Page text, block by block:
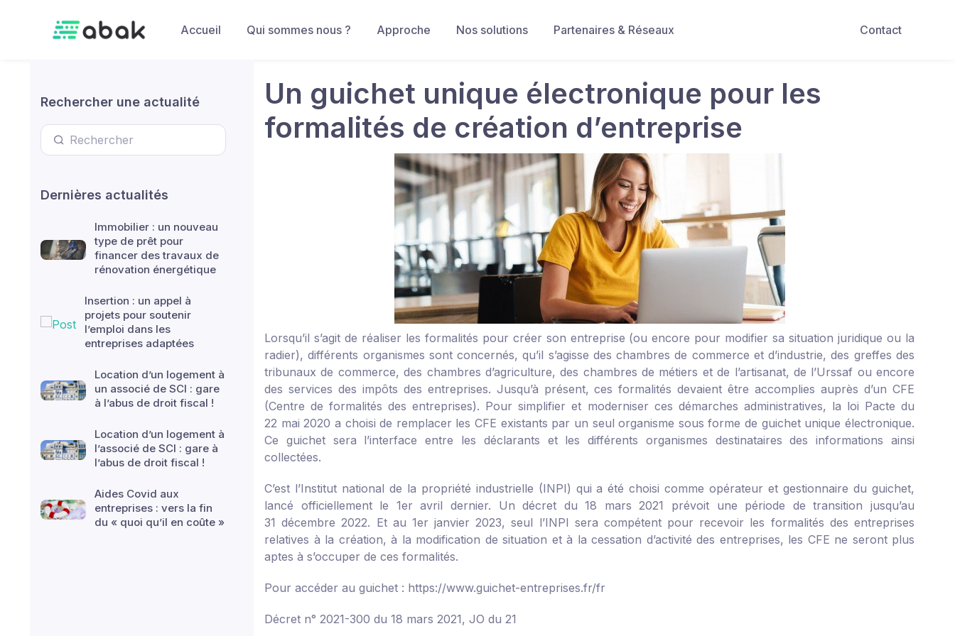
Contact
Accueil Qui sommes nous ? Approche Nos solutions Partenaires & Réseaux
Rechercher une actualité
Dernières actualités
Immobilier : un nouveau
type de prêt pour
financer des travaux de
rénovation énergétique
Insertion : un appel à
projets pour soutenir
l’emploi dans les
entreprises adaptées
Location d’un logement à
un associé de SCI : gare
à l’abus de droit fiscal !
Location d’un logement à
l’associé de SCI : gare à
l’abus de droit fiscal !
Aides Covid aux
entreprises : vers la fin
du « quoi qu’il en coûte »
Un guichet unique électronique pour les
formalités de création d’entreprise
Lorsqu’il s’agit de réaliser les formalités pour créer son entreprise (ou encore pour modifier sa situation juridique ou la
radier), différents organismes sont concernés, qu’il s’agisse des chambres de commerce et d’industrie, des greffes des
tribunaux de commerce, des chambres d’agriculture, des chambres de métiers et de l’artisanat, de l’Urssaf ou encore
des services des impôts des entreprises. Jusqu’à présent, ces formalités devaient être accomplies auprès d’un CFE
(Centre de formalités des entreprises). Pour simplifier et moderniser ces démarches administratives, la loi Pacte du
22 mai 2020 a choisi de remplacer les CFE existants par un seul organisme sous forme de guichet unique électronique.
Ce guichet sera l’interface entre les déclarants et les différents organismes destinataires des informations ainsi
collectées.
C’est l’Institut national de la propriété industrielle (INPI) qui a été choisi comme opérateur et gestionnaire du guichet,
lancé officiellement le 1er avril dernier. Un décret du 18 mars 2021 prévoit une période de transition jusqu’au
31 décembre 2022. Et au 1er janvier 2023, seul l’INPI sera compétent pour recevoir les formalités des entreprises
relatives à la création, à la modification de situation et à la cessation d’activité des entreprises, les CFE ne seront plus
aptes à s’occuper de ces formalités.
Pour accéder au guichet : https://www.guichet-entreprises.fr/fr
Décret n° 2021-300 du 18 mars 2021, JO du 21